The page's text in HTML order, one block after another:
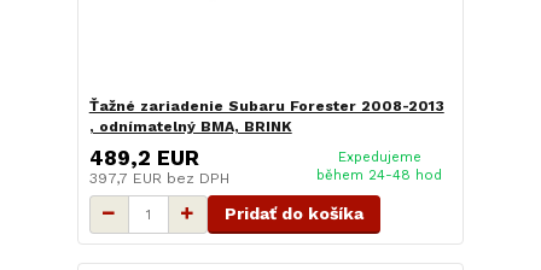
Ťažné zariadenie Subaru Forester 2008-2013
, odnímatelný BMA, BRINK
489,2 EUR
397,7 EUR bez DPH
Expedujeme
během 24-48 hod
Pridať do košíka